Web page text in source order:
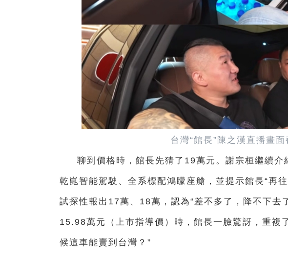
台灣“館長”陳之漢直播畫面
聊到價格時，館長先猜了19萬元。謝宗桓繼續介
乾崑智能駕駛、全系標配鴻矇座艙，並提示館長“再
試探性報出17萬、18萬，認為“差不多了，降不下
15.98萬元（上市指導價）時，館長一臉驚訝，重
候這車能賣到台灣？”